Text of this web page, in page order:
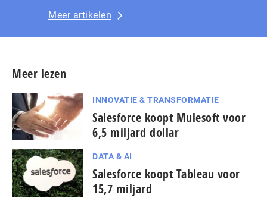
Meer artikelen
Meer lezen
INNOVATIE & TRANSFORMATIE
Salesforce koopt Mulesoft voor
6,5 miljard dollar
DATA & AI
Salesforce koopt Tableau voor
15,7 miljard